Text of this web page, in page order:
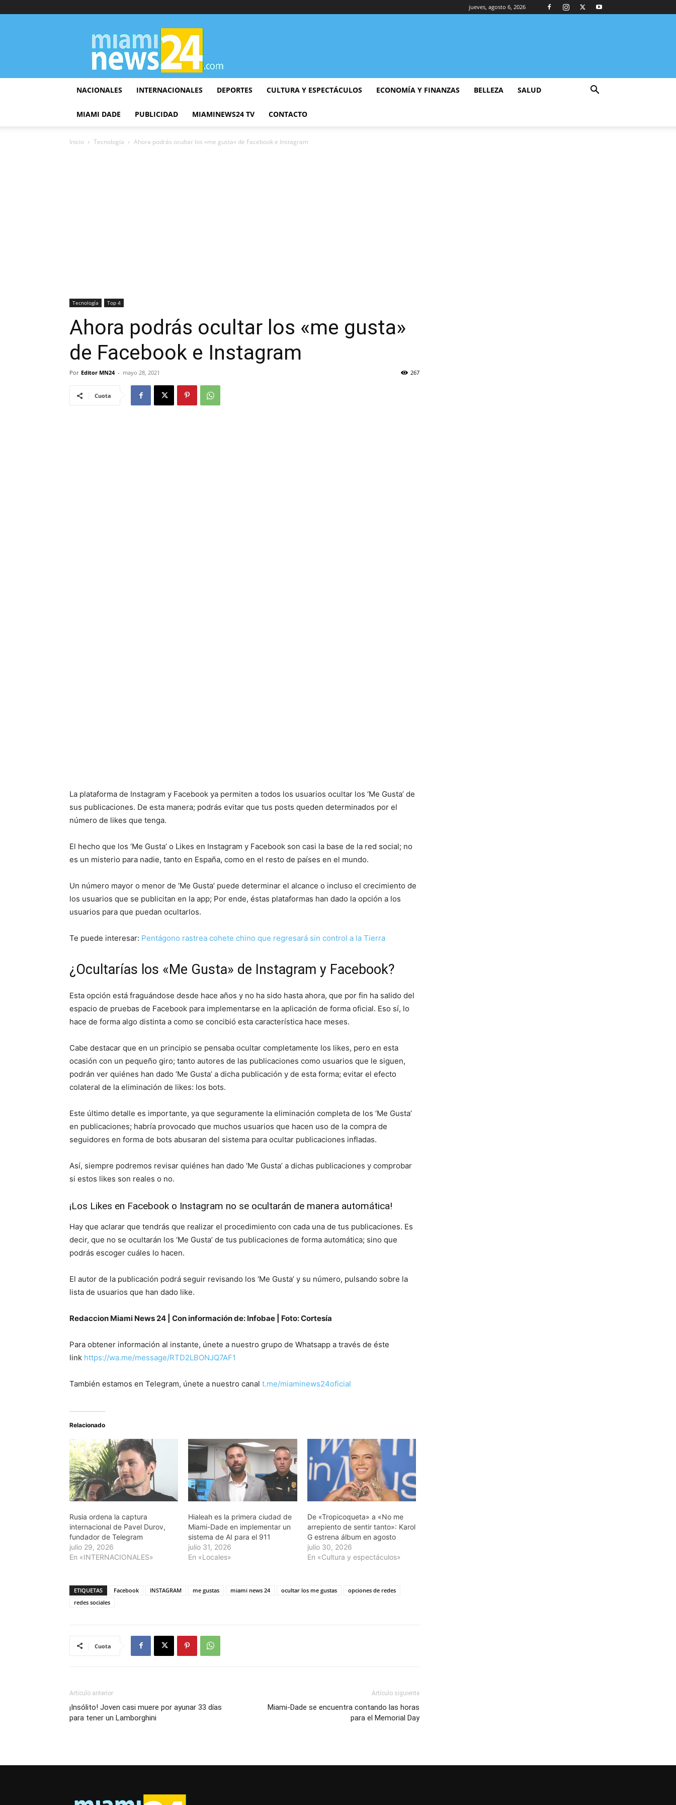
jueves, agosto 6, 2026
▷
Miami
News
24
NACIONALES INTERNACIONALES DEPORTES CULTURA Y ESPECTÁCULOS ECONOMÍA Y FINANZAS BELLEZA SALUD
MIAMI DADE PUBLICIDAD MIAMINEWS24 TV CONTACTO
Inicio Tecnología Ahora podrás ocultar los «me gusta» de Facebook e Instagram
Tecnología Top 4
Ahora podrás ocultar los «me gusta»
de Facebook e Instagram
Por Editor MN24 - mayo 28, 2021 267
Cuota
La plataforma de Instagram y Facebook ya permiten a todos los usuarios ocultar los ‘Me Gusta’ de
sus publicaciones. De esta manera; podrás evitar que tus posts queden determinados por el
número de likes que tenga.
El hecho que los ‘Me Gusta’ o Likes en Instagram y Facebook son casi la base de la red social; no
es un misterio para nadie, tanto en España, como en el resto de países en el mundo.
Un número mayor o menor de ‘Me Gusta’ puede determinar el alcance o incluso el crecimiento de
los usuarios que se publicitan en la app; Por ende, éstas plataformas han dado la opción a los
usuarios para que puedan ocultarlos.
Te puede interesar: Pentágono rastrea cohete chino que regresará sin control a la Tierra
¿Ocultarías los «Me Gusta» de Instagram y Facebook?
Esta opción está fraguándose desde hace años y no ha sido hasta ahora, que por fin ha salido del
espacio de pruebas de Facebook para implementarse en la aplicación de forma oficial. Eso sí, lo
hace de forma algo distinta a como se concibió esta característica hace meses.
Cabe destacar que en un principio se pensaba ocultar completamente los likes, pero en esta
ocasión con un pequeño giro; tanto autores de las publicaciones como usuarios que le siguen,
podrán ver quiénes han dado ‘Me Gusta’ a dicha publicación y de esta forma; evitar el efecto
colateral de la eliminación de likes: los bots.
Este último detalle es importante, ya que seguramente la eliminación completa de los ‘Me Gusta’
en publicaciones; habría provocado que muchos usuarios que hacen uso de la compra de
seguidores en forma de bots abusaran del sistema para ocultar publicaciones infladas.
Así, siempre podremos revisar quiénes han dado ‘Me Gusta’ a dichas publicaciones y comprobar
si estos likes son reales o no.
¡Los Likes en Facebook o Instagram no se ocultarán de manera automática!
Hay que aclarar que tendrás que realizar el procedimiento con cada una de tus publicaciones. Es
decir, que no se ocultarán los ‘Me Gusta’ de tus publicaciones de forma automática; sino que
podrás escoger cuáles lo hacen.
El autor de la publicación podrá seguir revisando los ‘Me Gusta’ y su número, pulsando sobre la
lista de usuarios que han dado like.
Redaccion Miami News 24 | Con información de: Infobae | Foto: Cortesía
Para obtener información al instante, únete a nuestro grupo de Whatsapp a través de éste
link https://wa.me/message/RTD2LBONJQ7AF1
También estamos en Telegram, únete a nuestro canal t.me/miaminews24oficial
Relacionado
Rusia ordena la captura
internacional de Pavel Durov,
fundador de Telegram
julio 29, 2026
En «INTERNACIONALES»
Hialeah es la primera ciudad de
Miami-Dade en implementar un
sistema de AI para el 911
julio 31, 2026
En «Locales»
De «Tropicoqueta» a «No me
arrepiento de sentir tanto»: Karol
G estrena álbum en agosto
julio 30, 2026
En «Cultura y espectáculos»
ETIQUETAS Facebook INSTAGRAM me gustas miami news 24 ocultar los me gustas
opciones de redes
redes sociales
Cuota
Artículo anterior
¡Insólito! Joven casi muere por ayunar 33 días
para tener un Lamborghini
Artículo siguiente
Miami-Dade se encuentra contando las horas
para el Memorial Day